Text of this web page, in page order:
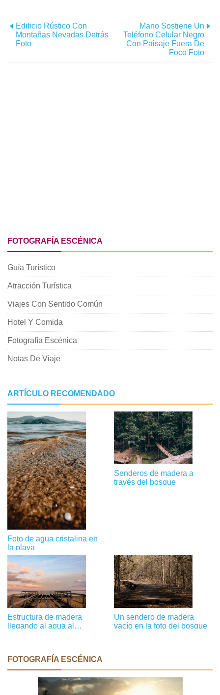
Edificio Rústico Con
Montañas Nevadas Detrás
Foto
Mano Sostiene Un
Teléfono Celular Negro
Con Paisaje Fuera De
Foco Foto
FOTOGRAFÍA ESCÉNICA
Guía Turístico
Atracción Turística
Viajes Con Sentido Común
Hotel Y Comida
Fotografía Escénica
Notas De Viaje
ARTÍCULO RECOMENDADO
Foto de agua cristalina en
la playa
Senderos de madera a
través del bosque
Estructura de madera
llegando al agua al
Un sendero de madera
vacío en la foto del bosque
FOTOGRAFÍA ESCÉNICA